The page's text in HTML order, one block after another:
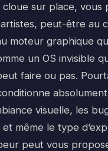
cloue sur place, vous
peut-être au
moteur graphique
un OS invisible
faire ou pas.
visuelle, les
même le type
peut vous